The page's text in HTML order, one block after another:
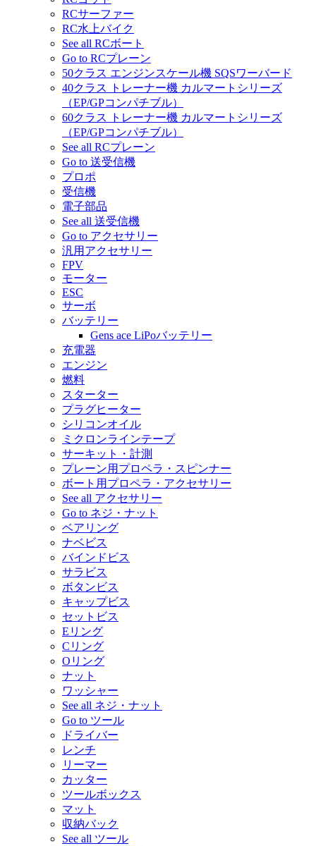
RCサーファー
RC水上バイク
See all RCボート
Go to RCプレーン
50クラス エンジンスケール機 SQSワーバード
40クラス トレーナー機 カルマートシリーズ
（EP/GPコンパチブル）
60クラス トレーナー機 カルマートシリーズ
（EP/GPコンパチブル）
See all RCプレーン
Go to 送受信機
プロポ
受信機
電子部品
See all 送受信機
Go to アクセサリー
汎用アクセサリー
FPV
モーター
ESC
サーボ
バッテリー
Gens ace LiPoバッテリー
充電器
エンジン
燃料
スターター
プラグヒーター
シリコンオイル
ミクロンラインテープ
サーキット・計測
プレーン用プロペラ・スピンナー
ボート用プロペラ・アクセサリー
See all アクセサリー
Go to ネジ・ナット
ベアリング
ナベビス
バインドビス
サラビス
ボタンビス
キャップビス
セットビス
Eリング
Cリング
Oリング
ナット
ワッシャー
See all ネジ・ナット
Go to ツール
ドライバー
レンチ
リーマー
カッター
ツールボックス
マット
収納バック
See all ツール